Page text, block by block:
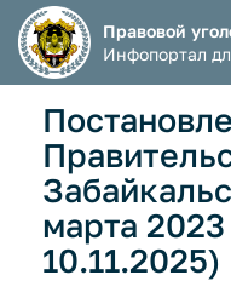
Правовой
Инфопортал
марта 2023
10.11.2025)